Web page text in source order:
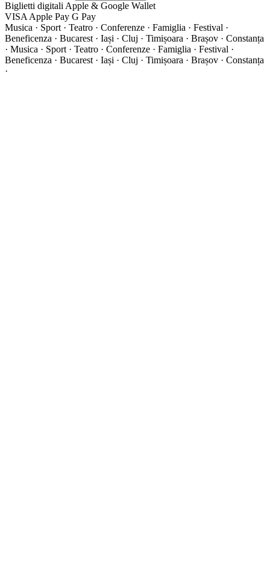
Biglietti digitali Apple & Google Wallet
VISA Apple Pay G Pay
Musica · Sport · Teatro · Conferenze · Famiglia · Festival ·
Beneficenza · Bucarest · Iași · Cluj · Timișoara · Brașov · Constanța
· Musica · Sport · Teatro · Conferenze · Famiglia · Festival ·
Beneficenza · Bucarest · Iași · Cluj · Timișoara · Brașov · Constanța
·